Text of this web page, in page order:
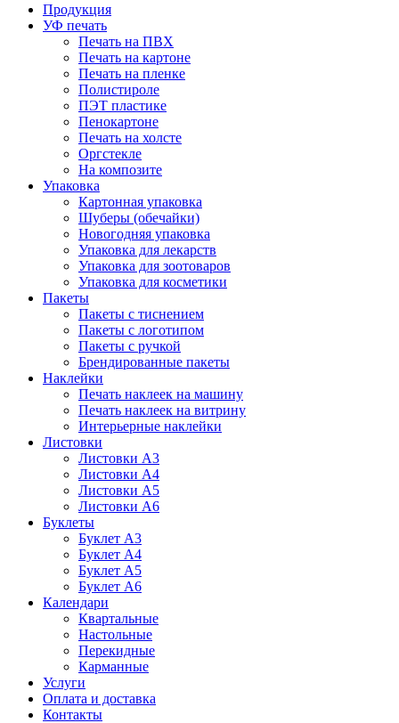
Продукция
УФ печать
Печать на ПВХ
Печать на картоне
Печать на пленке
Полистироле
ПЭТ пластике
Пенокартоне
Печать на холсте
Оргстекле
На композите
Упаковка
Картонная упаковка
Шуберы (обечайки)
Новогодняя упаковка
Упаковка для лекарств
Упаковка для зоотоваров
Упаковка для косметики
Пакеты
Пакеты с тиснением
Пакеты с логотипом
Пакеты с ручкой
Брендированные пакеты
Наклейки
Печать наклеек на машину
Печать наклеек на витрину
Интерьерные наклейки
Листовки
Листовки А3
Листовки А4
Листовки А5
Листовки А6
Буклеты
Буклет А3
Буклет А4
Буклет А5
Буклет А6
Календари
Квартальные
Настольные
Перекидные
Карманные
Услуги
Оплата и доставка
Контакты